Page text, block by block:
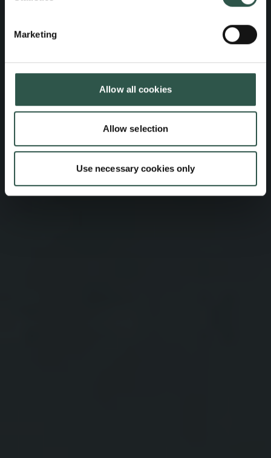
Marketing
Allow all cookies
Allow selection
Use necessary cookies only